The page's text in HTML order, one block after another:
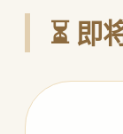
⏳ 即